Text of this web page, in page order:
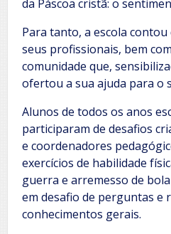
da Páscoa cristã: o
Para tanto, a escola
seus profissionais, bem
comunidade que,
ofertou a sua ajuda para o
Alunos de todos os anos
participaram de desafios
e coordenadores
exercícios de habilidade
guerra e arremesso de
em desafio de perguntas e
conhecimentos gerais.